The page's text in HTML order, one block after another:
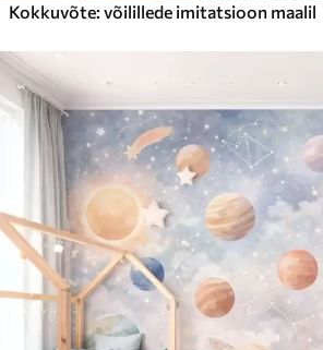
Kokkuvõte: võilillede imitatsioon maalil